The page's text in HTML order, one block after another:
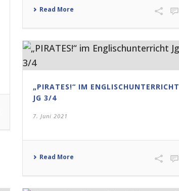
Read More
„PIRATES!“ IM ENGLISCHUNTERRICHT
JG 3/4
7. Juni 2021
Read More